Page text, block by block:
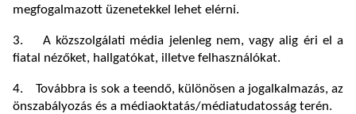
megfogalmazott üzenetekkel lehet elérni.
3. A közszolgálati média jelenleg nem, vagy alig éri el a
fiatal nézőket, hallgatókat, illetve felhasználókat.
4. Továbbra is sok a teendő, különösen a jogalkalmazás, az
önszabályozás és a médiaoktatás/médiatudatosság terén.